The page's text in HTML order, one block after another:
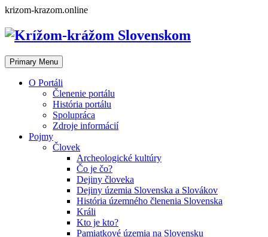
Skip
content
krizom-krazom.online
Primary Menu
O Portáli
Členenie portálu
História portálu
Spolupráca
Zdroje informácií
Pojmy
Človek
Archeologické kultúry
Čo je čo?
Dejiny človeka
Dejiny územia Slovenska a Slovákov
História územného členenia Slovenska
Králi
Kto je kto?
Pamiatkové územia na Slovensku